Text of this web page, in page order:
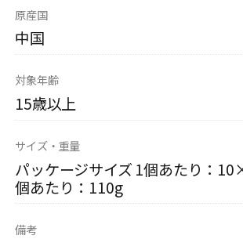
原産国
中国
対象年齢
15歳以上
サイズ・重量
パッケージサイズ 1個あたり：
個あたり：110g
備考